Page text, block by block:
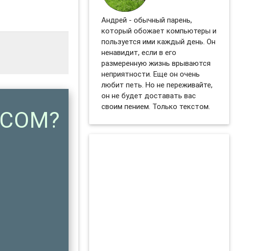
Андрей - обычный парень,
который обожает компьютеры и
пользуется ими каждый день. Он
ненавидит, если в его
размеренную жизнь врываются
неприятности. Еще он очень
любит петь. Но не переживайте,
он не будет доставать вас
своим пением. Только текстом.